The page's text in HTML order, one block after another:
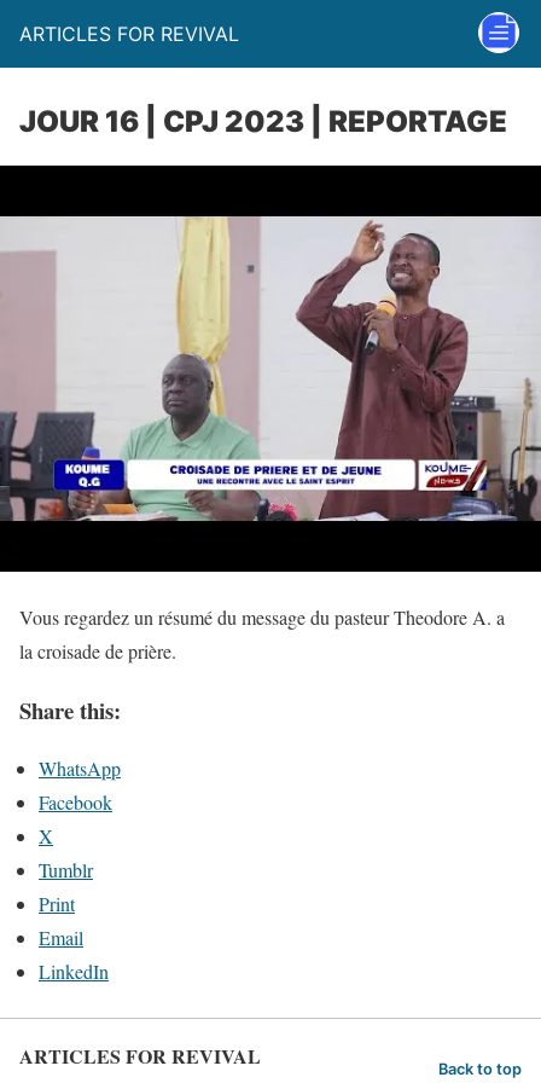
ARTICLES FOR REVIVAL
JOUR 16 | CPJ 2023 | REPORTAGE
Vous regardez un résumé du message du pasteur Theodore A. a
la croisade de prière.
Share this:
WhatsApp
Facebook
X
Tumblr
Print
Email
LinkedIn
ARTICLES FOR REVIVAL Back to top